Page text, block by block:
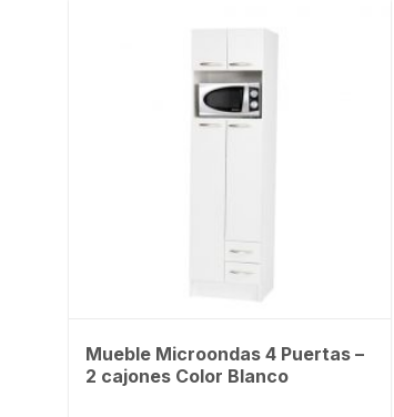
Mueble Microondas 4 Puertas –
2 cajones Color Blanco